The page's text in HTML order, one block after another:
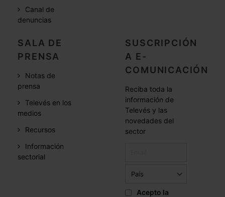
Canal de
denuncias
SALA DE
PRENSA
Notas de
prensa
Televés en los
medios
Recursos
Información
sectorial
SUSCRIPCIÓN
A E-
COMUNICACIÓN
Reciba toda la
información de
Televés y las
novedades del
sector
Acepto la